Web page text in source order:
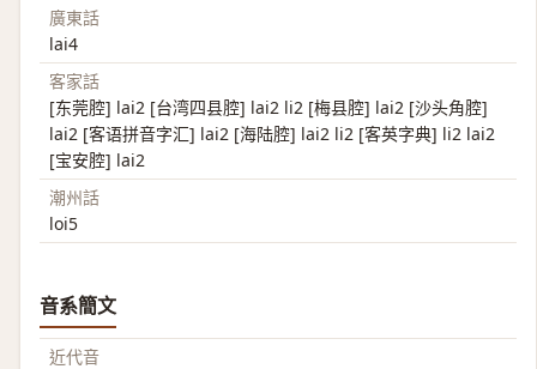
廣東話
lai4
客家話
[东莞腔] lai2 [台湾四县腔] lai2 li2 [梅县腔] lai2 [沙头角腔]
lai2 [客语拼音字汇] lai2 [海陆腔] lai2 li2 [客英字典] li2 lai2
[宝安腔] lai2
潮州話
loi5
音系簡文
近代音